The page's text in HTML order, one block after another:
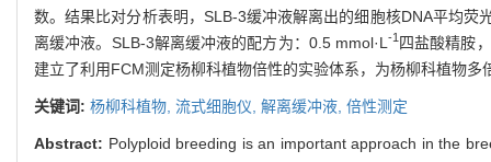
数。结果比对分析表明，SLB-3缓冲液解离出的细胞核DNA平均
离缓冲液。SLB-3解离缓冲液的配方为：0.5 mmol·L -1 四盐酸精胺
建立了利用FCM测定杨柳科植物倍性的实验体系，为杨柳科植物
关键词: 杨柳科植物, 流式细胞仪, 解离缓冲液, 倍性测定
Abstract: Polyploid breeding is an important approach in the